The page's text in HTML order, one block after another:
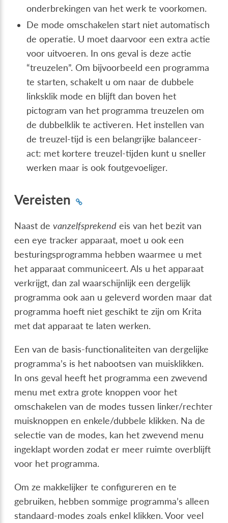
onderbrekingen van het werk te voorkomen.
De mode omschakelen start niet automatisch
de operatie. U moet daarvoor een extra actie
voor uitvoeren. In ons geval is deze actie
“treuzelen”. Om bijvoorbeeld een programma
te starten, schakelt u om naar de dubbele
linksklik mode en blijft dan boven het
pictogram van het programma treuzelen om
de dubbelklik te activeren. Het instellen van
de treuzel-tijd is een belangrijke balanceer-
act: met kortere treuzel-tijden kunt u sneller
werken maar is ook foutgevoeliger.
Vereisten
Naast devanzelfsprekend eis van het bezit van
een eye tracker apparaat, moet u ook een
besturingsprogramma hebben waarmee u met
het apparaat communiceert. Als u het apparaat
verkrijgt, dan zal waarschijnlijk een dergelijk
programma ook aan u geleverd worden maar dat
programma hoeft niet geschikt te zijn om Krita
met dat apparaat te laten werken.
Een van de basis-functionaliteiten van dergelijke
programma’s is het nabootsen van muisklikken.
In ons geval heeft het programma een zwevend
menu met extra grote knoppen voor het
omschakelen van de modes tussen linker/rechter
muisknoppen en enkele/dubbele klikken. Na de
selectie van de modes, kan het zwevend menu
ingeklapt worden zodat er meer ruimte overblijft
voor het programma.
Om ze makkelijker te configureren en te
gebruiken, hebben sommige programma’s alleen
standaard-modes zoals enkel klikken. Voor veel